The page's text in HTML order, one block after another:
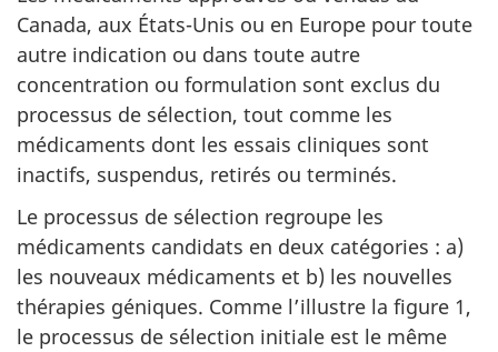
Canada, aux États-Unis ou en Europe pour toute
autre indication ou dans toute autre
concentration ou formulation sont exclus du
processus de sélection, tout comme les
médicaments dont les essais cliniques sont
inactifs, suspendus, retirés ou terminés.
Le processus de sélection regroupe les
médicaments candidats en deux catégories : a)
les nouveaux médicaments et b) les nouvelles
thérapies géniques. Comme l’illustre la figure 1,
le processus de sélection initiale est le même